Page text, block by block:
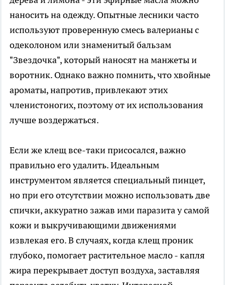
наносить на одежду. Опытные лесники часто
используют проверенную смесь валерианы с
одеколоном или знаменитый бальзам
"Звездочка", который наносят на манжеты и
воротник. Однако важно помнить, что хвойные
ароматы, напротив, привлекают этих
членистоногих, поэтому от их использования
лучше воздержаться.
Если же клещ все-таки присосался, важно
правильно его удалить. Идеальным
инструментом является специальный пинцет,
но при его отсутствии можно использовать две
спички, аккуратно зажав ими паразита у самой
кожи и выкручивающими движениями
извлекая его. В случаях, когда клещ проник
глубоко, помогает растительное масло - капля
жира перекрывает доступ воздуха, заставляя